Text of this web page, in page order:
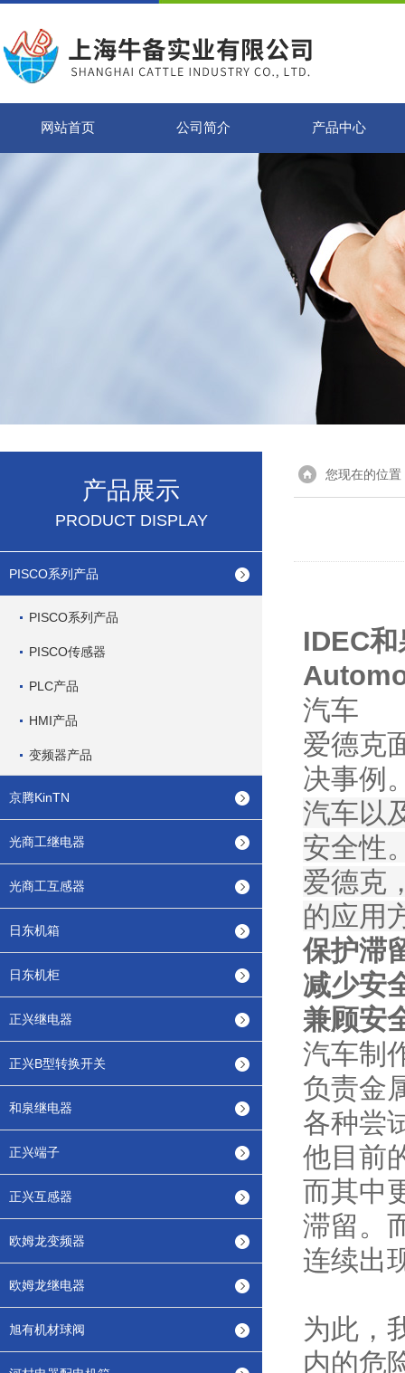
网站首页 公司简介 产品中心
产品展示
PRODUCT DISPLAY
PISCO系列产品
PISCO系列产品
PISCO传感器
PLC产品
HMI产品
变频器产品
京腾KinTN
光商工继电器
光商工互感器
日东机箱
日东机柜
正兴继电器
正兴B型转换开关
和泉继电器
正兴端子
正兴互感器
欧姆龙变频器
欧姆龙继电器
旭有机材球阀
您现在的位置
IDEC
汽车
爱德克
决事例
汽车以
安全性
爱德克
的应用
保护滞
减少安
兼顾安
汽车制
负责金
各种尝
他目前
而其中
滞留。
连续出
为此，
内的危